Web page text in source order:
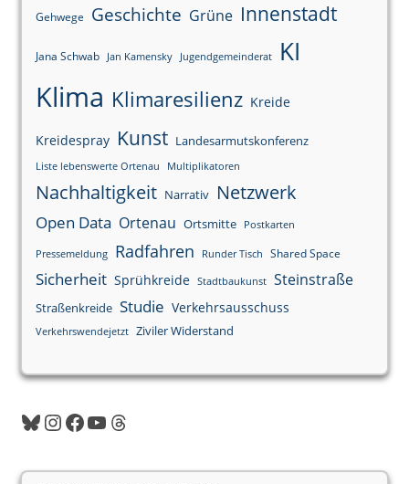
Gehwege Geschichte Grüne Innenstadt
Jana Schwab Jan Kamensky Jugendgemeinderat KI
Klima Klimaresilienz Kreide
Kreidespray Kunst Landesarmutskonferenz
Liste lebenswerte Ortenau Multiplikatoren
Nachhaltigkeit Narrativ Netzwerk
Open Data Ortenau Ortsmitte Postkarten
Pressemeldung Radfahren Runder Tisch Shared Space
Sicherheit Sprühkreide Stadtbaukunst Steinstraße
Straßenkreide Studie Verkehrsausschuss
Verkehrswendejetzt Ziviler Widerstand